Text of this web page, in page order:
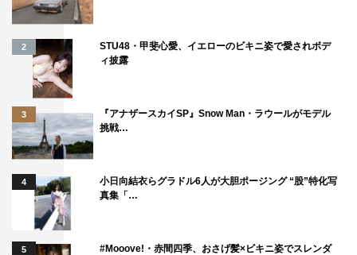
2
STU48・甲斐心愛、イエローのビキニ姿で愛されボデ
ィ披露
3
『アナザースカイSP』Snow Man・ラウールがモデル
挑戦…
4
小日向結衣らグラドル6人が大胆ポージング “股”特化写
真集「…
5
#Mooove!・赤間四季、おさげ髪×ビキニ姿でスレンダ